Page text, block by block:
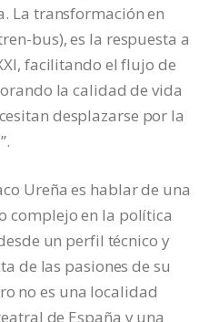
La transformación en
bus), es la respuesta a
facilitando el flujo de
la calidad de vida
desplazarse por la
Ureña es hablar de una
complejo en la política
un perfil técnico y
de las pasiones de su
no es una localidad
de España y una